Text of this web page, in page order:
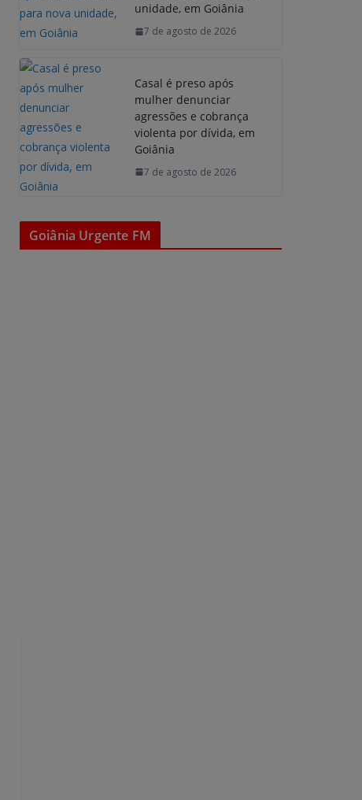
unidade, em Goiânia
7 de agosto de 2026
Casal é preso após
mulher denunciar
agressões e cobrança
violenta por dívida, em
Goiânia
7 de agosto de 2026
Goiânia Urgente FM